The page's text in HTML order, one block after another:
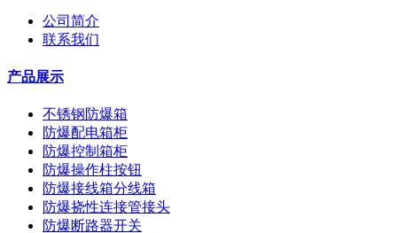
公司简介
联系我们
产品展示
不锈钢防爆箱
防爆配电箱柜
防爆控制箱柜
防爆操作柱按钮
防爆接线箱分线箱
防爆挠性连接管接头
防爆断路器开关